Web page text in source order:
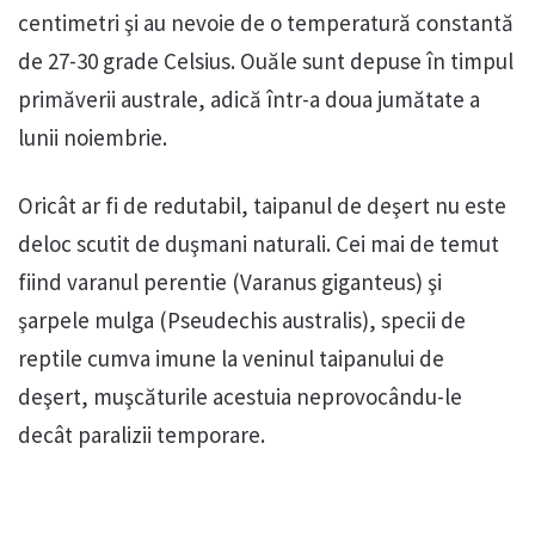
centimetri şi au nevoie de o temperatură constantă
de 27-30 grade Celsius. Ouăle sunt depuse în timpul
primăverii australe, adică într-a doua jumătate a
lunii noiembrie.
Oricât ar fi de redutabil, taipanul de deşert nu este
deloc scutit de duşmani naturali. Cei mai de temut
fiind varanul perentie (Varanus giganteus) şi
şarpele mulga (Pseudechis australis), specii de
reptile cumva imune la veninul taipanului de
deşert, muşcăturile acestuia neprovocându-le
decât paralizii temporare.